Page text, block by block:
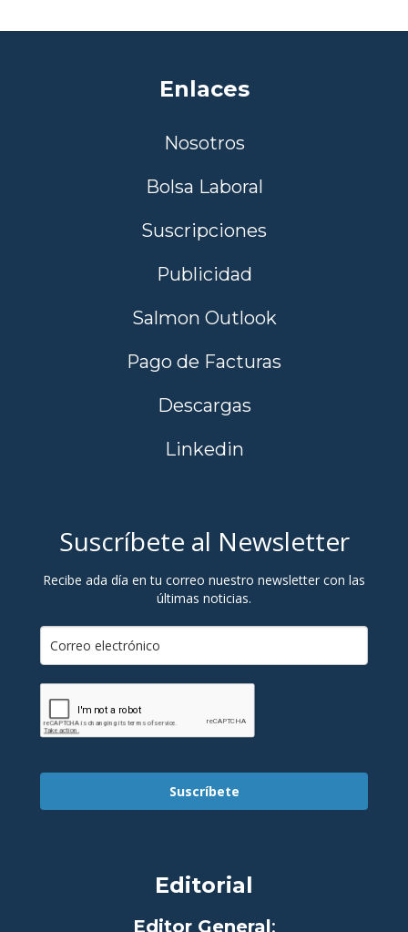
Enlaces
Nosotros
Bolsa Laboral
Suscripciones
Publicidad
Salmon Outlook
Pago de Facturas
Descargas
Linkedin
Suscríbete al Newsletter
Recibe ada día en tu correo nuestro newsletter con las
últimas noticias.
Suscríbete
Editorial
Editor General: